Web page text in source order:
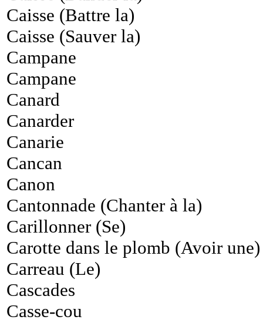
Caisse (Battre la)
Caisse (Sauver la)
Campane
Campane
Canard
Canarder
Canarie
Cancan
Canon
Cantonnade (Chanter à la)
Carillonner (Se)
Carotte dans le plomb (Avoir une)
Carreau (Le)
Cascades
Casse-cou